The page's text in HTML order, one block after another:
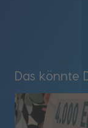
Das könnte